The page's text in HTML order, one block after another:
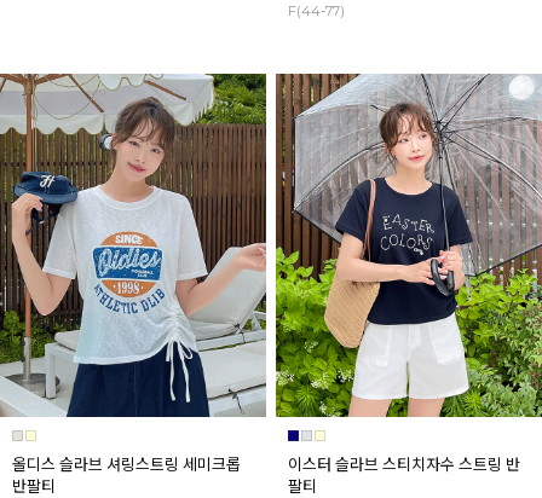
F(44-77)
올디스 슬라브 셔링스트링 세미크롭
반팔티
이스터 슬라브 스티치자수 스트링 반
팔티